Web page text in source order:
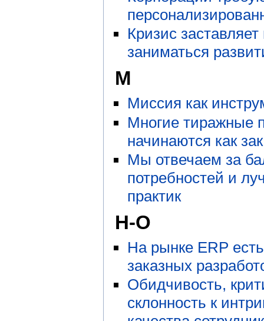
Кризис
заниматься
М
Миссия как
Многие тиражные
начинаются как
Мы отвечаем за
потребностей и
практик
Н-О
На рынке ERP
заказных
Обидчивость,
склонность к